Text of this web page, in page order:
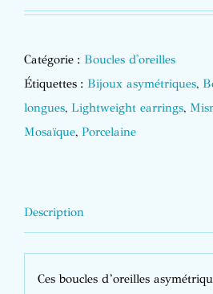
Catégorie : Boucles d'oreilles
Étiquettes : Bijoux asymétriques,
longues, Lightweight earrings,
Mosaïque, Porcelaine
Description
Ces boucles d’oreilles